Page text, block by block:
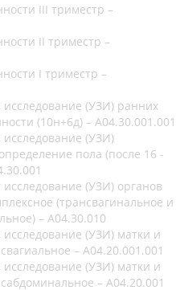
III триместр –
II триместр –
I триместр –
исследование (УЗИ) ранних
(10н+6д) – A04.30.001.001
исследование (УЗИ)
пола (после 16 -
исследование (УЗИ) органов
(трансвагинальное и
– A04.30.010
исследование (УЗИ) матки и
– A04.20.001.001
исследование (УЗИ) матки и
– A04.20.001